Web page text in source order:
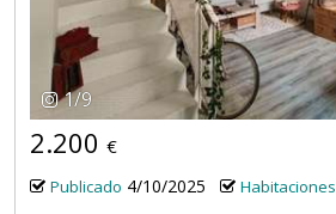
1/9
2.200 €
Publicado 4/10/2025 Habitaciones